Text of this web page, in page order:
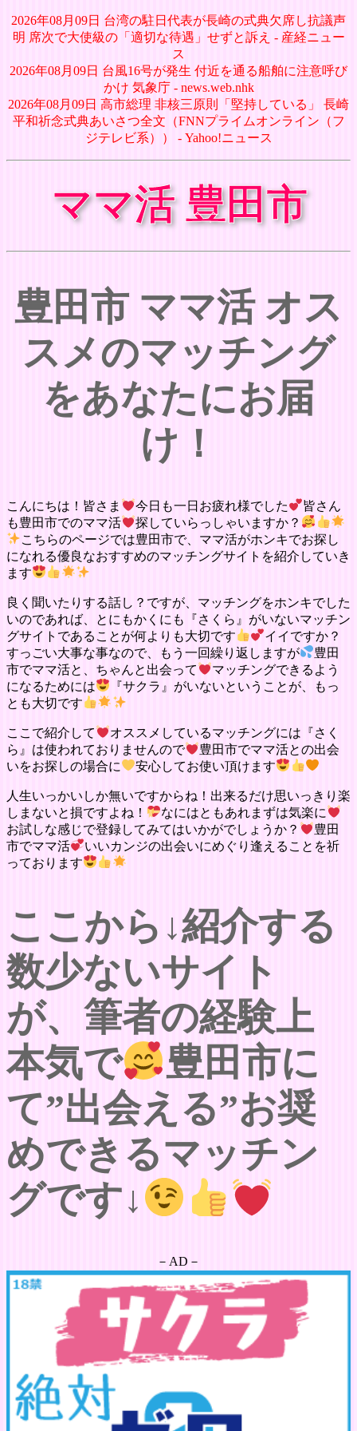
2026年08月09日 台湾の駐日代表が長崎の式典欠席し抗議声
明 席次で大使級の「適切な待遇」せずと訴え - 産経ニュー
ス
2026年08月09日 台風16号が発生 付近を通る船舶に注意呼び
かけ 気象庁 - news.web.nhk
2026年08月09日 高市総理 非核三原則「堅持している」 長崎
平和祈念式典あいさつ全文（FNNプライムオンライン（フ
ジテレビ系）） - Yahoo!ニュース
ママ活 豊田市
豊田市 ママ活 オス
スメのマッチング
をあなたにお届
け！
こんにちは！皆さま 今日も一日お疲れ様でした
皆さん
も豊田市でのママ活
探していらっしゃいますか？
こちらのページでは豊田市で、ママ活がホンキでお探し
になれる優良なおすすめのマッチングサイトを紹介していき
ます
良く聞いたりする話し？ですが、マッチングをホンキでした
いのであれば、とにもかくにも『さくら』がいないマッチン
グサイトであることが何よりも大切です
イイですか？
すっごい大事な事なので、もう一回繰り返しますが
豊田
市でママ活と、ちゃんと出会って
マッチングできるよう
になるためには
『サクラ』がいないということが、もっ
とも大切です
ここで紹介して
オススメしているマッチングには『さく
ら』は使われておりませんので
豊田市でママ活との出会
いをお探しの場合に
安心してお使い頂けます
人生いっかいしか無いですからね！出来るだけ思いっきり楽
しまないと損ですよね！
なにはともあれまずは気楽に
お試しな感じで登録してみてはいかがでしょうか？
豊田
市でママ活
いいカンジの出会いにめぐり逢えることを祈
っております
ここから↓紹介する
数少ないサイト
が、筆者の経験上
本気で
豊田市に
て”出会える”お奨
めできるマッチン
グです↓
－AD－